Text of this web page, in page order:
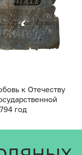
к Отечеству
год